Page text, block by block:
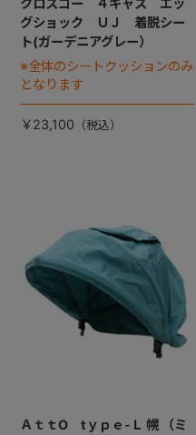
グショック ＵＪ 着脱シー
ト(ガーデニアグレー）
※全体のシートクッションのみ
となります
￥23,100
ＡｔｔO tｙｐｅ-Ｌ 幌 （ミ